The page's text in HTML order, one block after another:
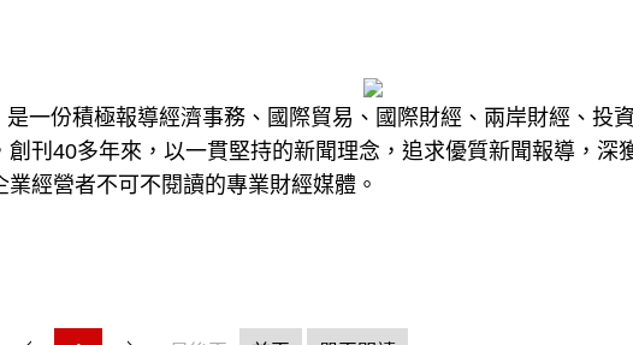
是一份積極報導經濟事務、國際貿易、國際財經、兩岸財經、投
刊40多年來，以一貫堅持的新聞理念，追求優質新聞報導，深
經營者不可不閱讀的專業財經媒體。